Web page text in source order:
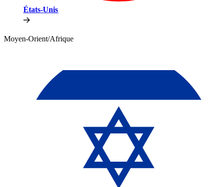
États-Unis​​
Moyen-Orient/Afrique​​